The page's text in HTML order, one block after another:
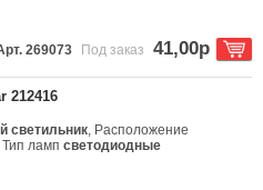
269073 Под заказ 41,00р
212416
светильник, Расположение
Тип лампсветодиодные